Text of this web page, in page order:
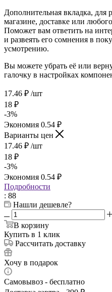
Дополнительная вкладка,
магазине, доставке или
Поможет вам ответить на
и развеять его сомнения в
усмотрению.
Вы можете убрать её или
галочку в настройках
17.46 ₽ /шт
18 ₽
-3%
Экономия 0.54 ₽
Варианты цен
17.46 ₽ /шт
18 ₽
-3%
Экономия 0.54 ₽
Подробности
: 88
Нашли дешевле?
В корзину
Купить в 1 клик
Рассчитать доставку
Хочу в подарок
Самовывоз - бесплатно